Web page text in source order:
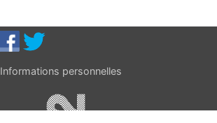
Informations personnelles